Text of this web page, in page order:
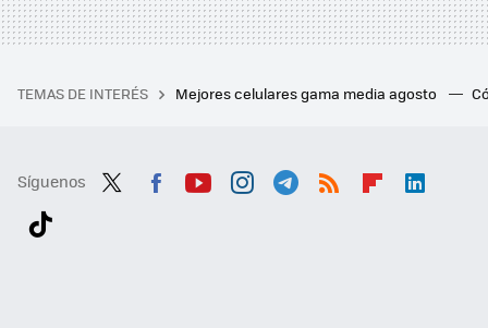
TEMAS DE INTERÉS Mejores celulares gama media agosto
Síguenos